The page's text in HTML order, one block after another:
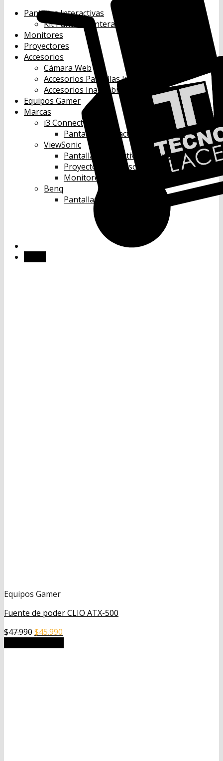
Pantallas Interactivas
Kit Pantallas Interactivas
Monitores
Proyectores
Accesorios
Cámara Web
Accesorios Pantallas Interactivas
Accesorios Inalámbricos
Equipos Gamer
Marcas
i3 Connect
Pantallas Interactivas i3 Connect
ViewSonic
Pantallas Interactivas Viewsonic
Proyectores Viewsonic
Monitores Viewsonic
Benq
Pantallas Interactivas Benq
Equipos Gamer
Fuente de poder CLIO ATX-500
$47.990El
$45.990